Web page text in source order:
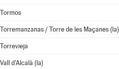
Tormos
Torremanzanas / Torre de les Maçanes (la)
Torrevieja
Vall d'Alcalà (la)